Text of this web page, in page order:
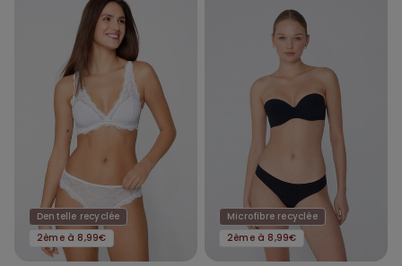
Dentelle recyclée
2ème à 8,99€
Microfibre recyclée
2ème à 8,99€